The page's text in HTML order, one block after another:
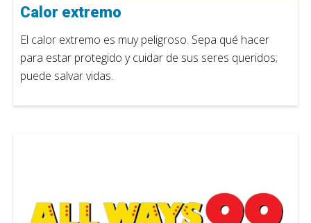
Calor extremo
El calor extremo es muy peligroso. Sepa qué hacer
para estar protegido y cuidar de sus seres queridos;
puede salvar vidas.